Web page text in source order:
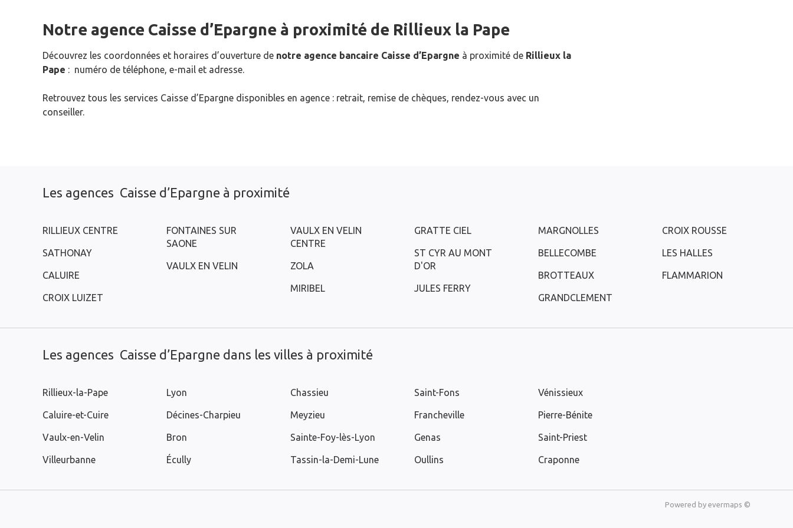
Notre agence Caisse d’Epargne à proximité de Rillieux la Pape
Découvrez les coordonnées et horaires d’ouverture de notre agence bancaire Caisse d’Epargne à proximité de Rillieux la
Pape : numéro de téléphone, e-mail et adresse.
Retrouvez tous les services Caisse d’Epargne disponibles en agence : retrait, remise de chèques, rendez-vous avec un
conseiller.
Les agences Caisse d’Epargne à proximité
RILLIEUX CENTRE
SATHONAY
CALUIRE
CROIX LUIZET
FONTAINES SUR
SAONE
VAULX EN VELIN
VAULX EN VELIN
CENTRE
ZOLA
MIRIBEL
GRATTE CIEL
ST CYR AU MONT
D'OR
JULES FERRY
MARGNOLLES
BELLECOMBE
BROTTEAUX
GRANDCLEMENT
CROIX ROUSSE
LES HALLES
FLAMMARION
Les agences Caisse d’Epargne dans les villes à proximité
Rillieux-la-Pape
Caluire-et-Cuire
Vaulx-en-Velin
Villeurbanne
Lyon
Décines-Charpieu
Bron
Écully
Chassieu
Meyzieu
Sainte-Foy-lès-Lyon
Tassin-la-Demi-Lune
Saint-Fons
Francheville
Genas
Oullins
Vénissieux
Pierre-Bénite
Saint-Priest
Craponne
Powered by evermaps ©